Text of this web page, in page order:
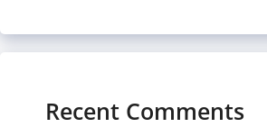
Recent Comments